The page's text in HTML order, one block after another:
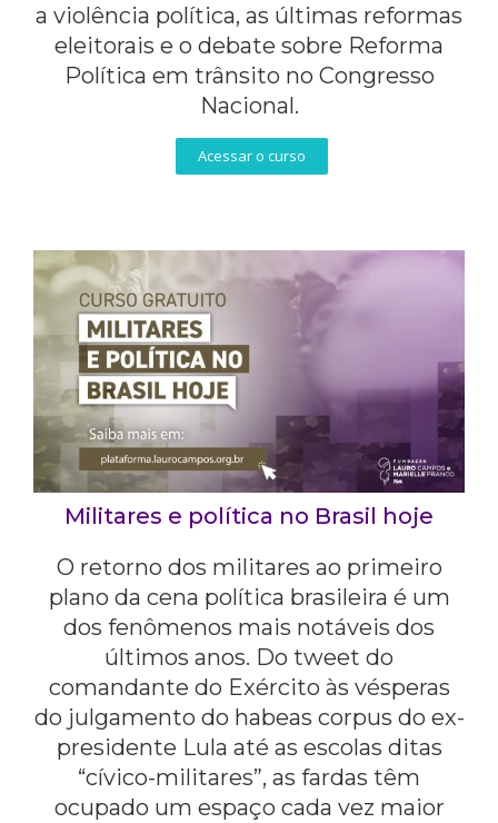
a violência política, as últimas reformas
eleitorais e o debate sobre Reforma
Política em trânsito no Congresso
Nacional.
Acessar o curso
Militares e política no Brasil hoje
O retorno dos militares ao primeiro
plano da cena política brasileira é um
dos fenômenos mais notáveis dos
últimos anos. Do tweet do
comandante do Exército às vésperas
do julgamento do habeas corpus do ex-
presidente Lula até as escolas ditas
“cívico-militares”, as fardas têm
ocupado um espaço cada vez maior